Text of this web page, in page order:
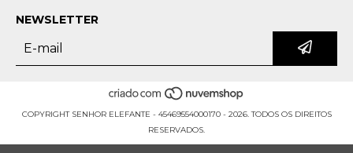
NEWSLETTER
COPYRIGHT SENHOR ELEFANTE - 45469554000170 - 2026. TODOS OS DIREITOS
RESERVADOS.